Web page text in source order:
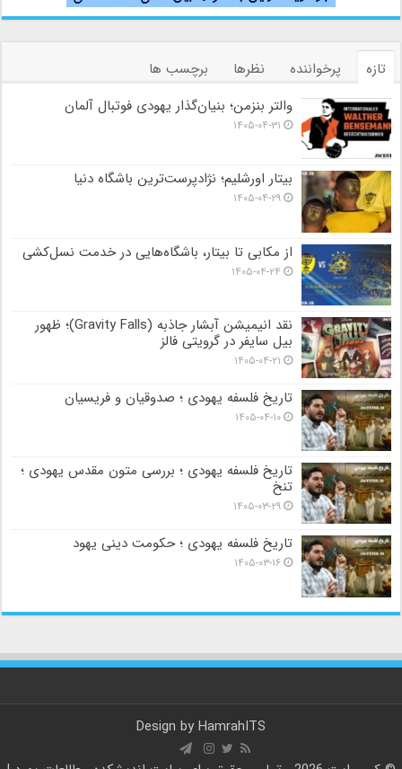
تازه پرخواننده نظرها
برچسب ها
والتر بنزمن؛ بنیان‌گذار یهودی فوتبال آلمان
۱۴۰۵-۰۴-۳۱
بیتار اورشلیم؛ نژادپرست‌ترین باشگاه دنیا
۱۴۰۵-۰۴-۲۹
از مکابی تا بیتار، باشگاه‌هایی در خدمت نسل‌کشی
۱۴۰۵-۰۴-۲۴
نقد انیمیشن آبشار جاذبه (Gravity Falls)؛ ظهور
بیل سایفر در گرویتی فالز
۱۴۰۵-۰۴-۲۱
تاریخ فلسفه یهودی ؛ صدوقیان و فریسیان
۱۴۰۵-۰۴-۱۰
تاریخ فلسفه یهودی ؛ بررسی متون مقدس یهودی ؛
تنخ
۱۴۰۵-۰۳-۲۹
تاریخ فلسفه یهودی ؛ حکومت دینی یهود
۱۴۰۵-۰۳-۱۶
Design by HamrahITS